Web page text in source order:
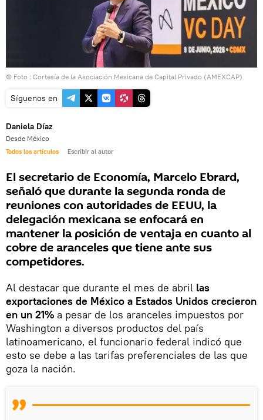
© Foto : Cortesía de la Asociación Mexicana de Capital Privado (AMEXCAP)
Síguenos en
Daniela Díaz
Desde México
Todos los artículos Escribir al autor
El secretario de Economía, Marcelo Ebrard,
señaló que durante la segunda ronda de
reuniones con autoridades de EEUU, la
delegación mexicana se enfocará en
mantener la posición de ventaja en cuanto al
cobre de aranceles que tiene ante sus
competidores.
Al destacar que durante el mes de abril las
exportaciones de México a Estados Unidos crecieron
en un 21% a pesar de los aranceles impuestos por
Washington a diversos productos del país
latinoamericano, el funcionario federal indicó que
esto se debe a las tarifas preferenciales de las que
goza la nación.